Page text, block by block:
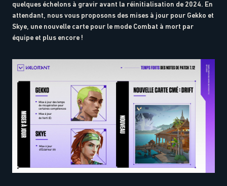
quelques échelons à gravir avant la réinitialisation de 2024. En
attendant, nous vous proposons des mises à jour pour Gekko et
Skye, une nouvelle carte pour le mode Combat à mort par
équipe et plus encore !